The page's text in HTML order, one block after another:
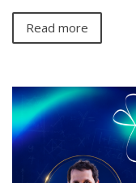
Read more